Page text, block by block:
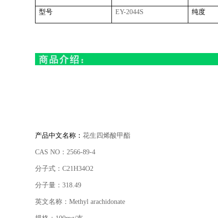
型号 EY-2044S 纯度
产品中文名称： 花生四烯酸甲酯
CAS NO ： 2566-89-4
分子式： C21H34O2
分子量： 318.49
英文名称： Methyl arachidonate